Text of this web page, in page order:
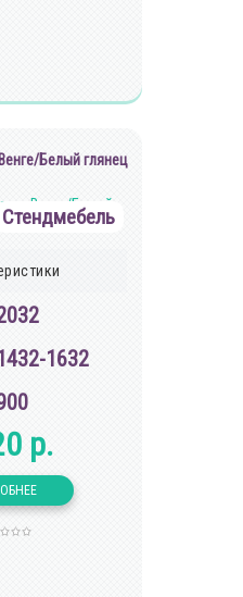
Белый глянец
Стендмебель
1632
р.